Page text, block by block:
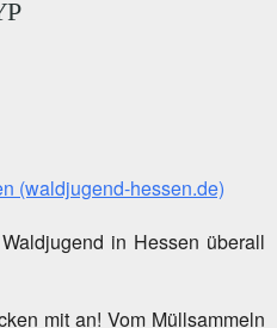
(waldjugend-hessen.de)
in Hessen überall
mit an! Vom Müllsammeln